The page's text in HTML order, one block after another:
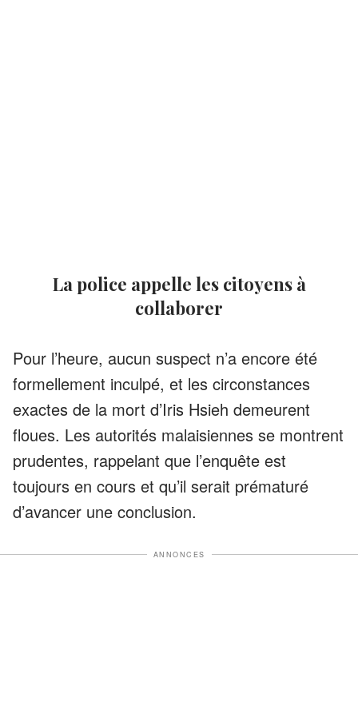
La police appelle les citoyens à
collaborer
Pour l’heure, aucun suspect n’a encore été
formellement inculpé, et les circonstances
exactes de la mort d’Iris Hsieh demeurent
floues. Les autorités malaisiennes se montrent
prudentes, rappelant que l’enquête est
toujours en cours et qu’il serait prématuré
d’avancer une conclusion.
ANNONCES